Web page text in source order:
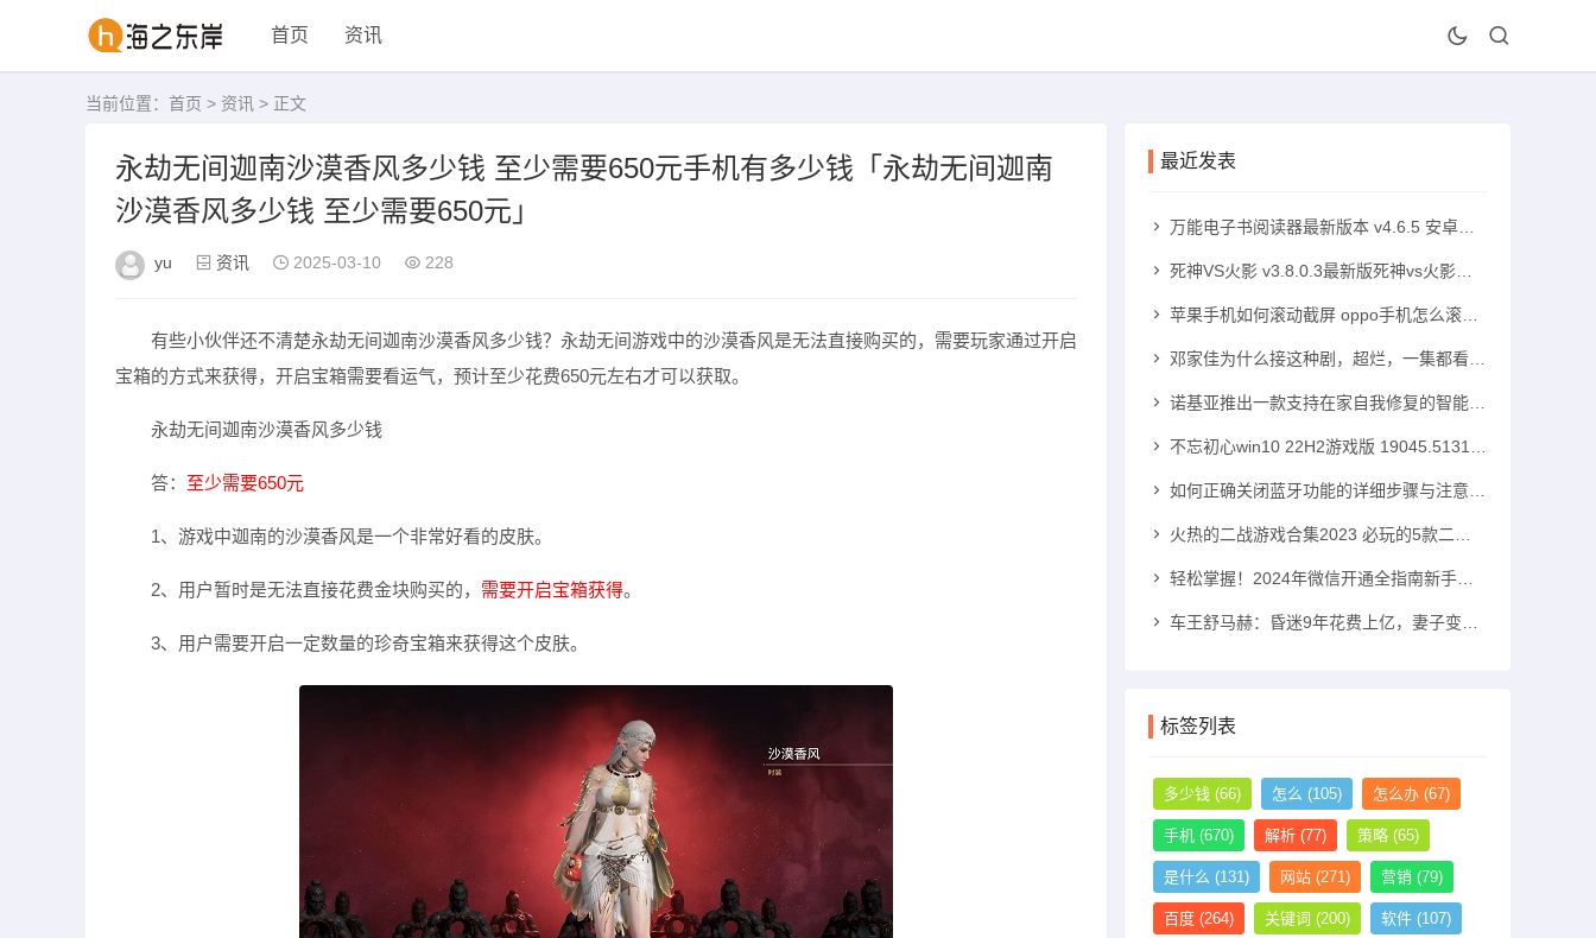
首页 资讯
当前位置： 首页 > 资讯 > 正文
永劫无间迦南沙漠香风多少钱 至少需要650元手机有多少钱「永劫无间迦南
沙漠香风多少钱 至少需要650元」
yu 资讯 2025-03-10 228
有些小伙伴还不清楚永劫无间迦南沙漠香风多少钱？永劫无间游戏中的沙漠香风是无法直接购买的，需要玩家通过开启
宝箱的方式来获得，开启宝箱需要看运气，预计至少花费650元左右才可以获取。
永劫无间迦南沙漠香风多少钱
答： 至少需要650元
1、游戏中迦南的沙漠香风是一个非常好看的皮肤。
2、用户暂时是无法直接花费金块购买的， 需要开启宝箱获得。
3、用户需要开启一定数量的珍奇宝箱来获得这个皮肤。
最近发表
万能电子书阅读器最新版本 v4.6.5 安卓版手机txt阅读器「万能电子书阅读器最新版本 v4.6.5 安卓版」
死神VS火影 v3.8.0.3最新版死神vs火影手机版「死神VS火影 v3.8.0.3最新版」
苹果手机如何滚动截屏 oppo手机怎么滚动截屏苹果手机怎么滚动截屏「苹果手机如何滚动截屏 oppo手机怎么滚动截屏」
邓家佳为什么接这种剧，超烂，一集都看不下去！高中可以带手机吗「邓家佳为什么接这种剧，超烂，一集都看不下去！」
诺基亚推出一款支持在家自我修复的智能手机诺基亚智能手机「诺基亚推出一款支持在家自我修复的智能手机」
不忘初心win10 22H2游戏版 19045.5131 x64无更新版windows10手机版「不忘初心win10 22H2游戏版 19045.5131 x64无更新版」
如何正确关闭蓝牙功能的详细步骤与注意事项蓝牙手机「如何正确关闭蓝牙功能的详细步骤与注意事项」
火热的二战游戏合集2023 必玩的5款二战游戏推荐二战游戏手机游戏「火热的二战游戏合集2023 必玩的5款二战游戏推荐」
轻松掌握！2024年微信开通全指南新手机号怎么注册微信「轻松掌握！2024年微信开通全指南」
车王舒马赫：昏迷9年花费上亿，妻子变卖其私人飞机和别墅法拉利手机「车王舒马赫：昏迷9年花费上亿，妻子变卖其私人飞机和别墅」
标签列表
多少钱 (66) 怎么 (105) 怎么办 (67)
手机 (670) 解析 (77) 策略 (65)
是什么 (131) 网站 (271) 营销 (79)
百度 (264) 关键词 (200) 软件 (107)